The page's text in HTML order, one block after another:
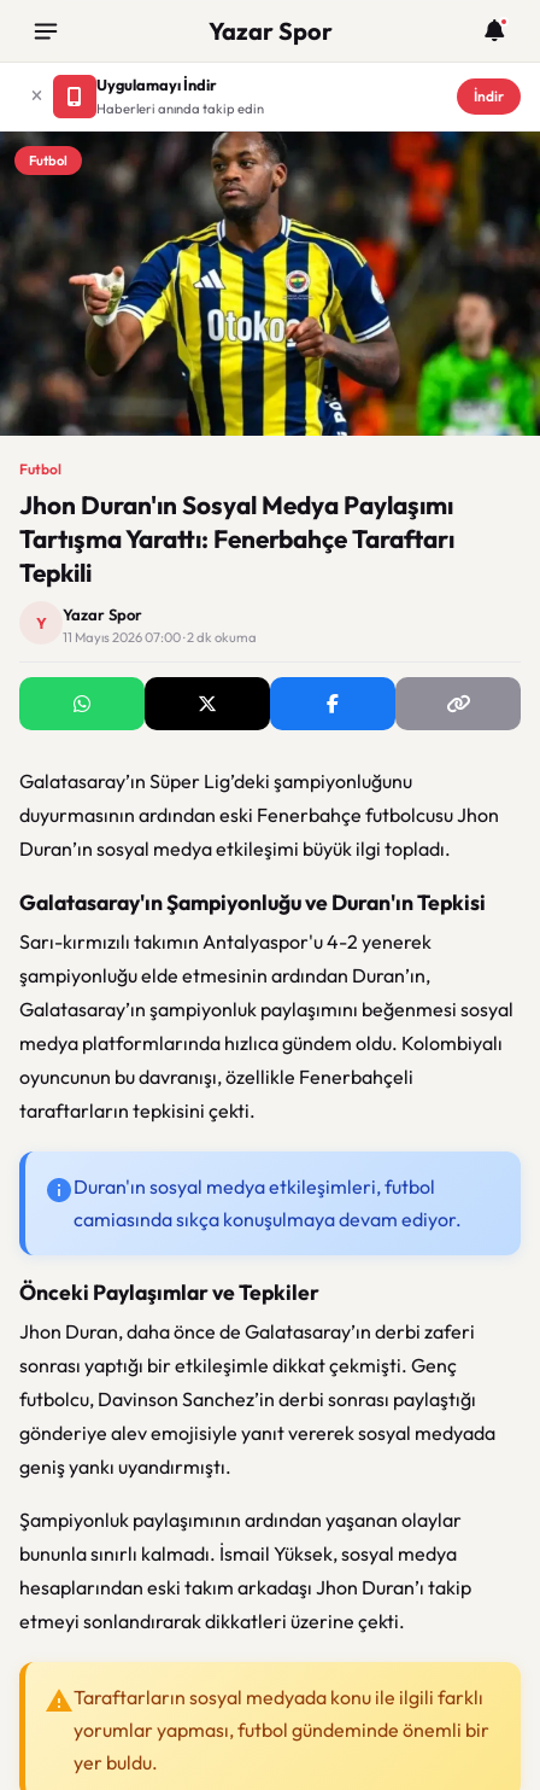
Yazar Spor
Uygulamayı İndir
Haberleri anında takip edin
İndir
Futbol
Futbol
Jhon Duran'ın Sosyal Medya Paylaşımı
Tartışma Yarattı: Fenerbahçe Taraftarı
Tepkili
Y Yazar Spor
11 Mayıs 2026 07:00 · 2 dk okuma
Galatasaray’ın Süper Lig’deki şampiyonluğunu
duyurmasının ardından eski Fenerbahçe futbolcusuJhon
Duran’ın sosyal medya etkileşimi büyük ilgi topladı.
Galatasaray'ın Şampiyonluğu ve Duran'ın Tepkisi
Sarı-kırmızılı takımın Antalyaspor'u 4-2 yenerek
şampiyonluğu elde etmesinin ardından Duran’ın,
Galatasaray’ın şampiyonluk paylaşımını beğenmesi sosyal
medya platformlarında hızlıca gündem oldu. Kolombiyalı
oyuncunun bu davranışı, özellikle Fenerbahçeli
taraftarların tepkisini çekti.
Duran'ın sosyal medya etkileşimleri, futbol
camiasında sıkça konuşulmaya devam ediyor.
Önceki Paylaşımlar ve Tepkiler
Jhon Duran, daha önce de Galatasaray’ın derbi zaferi
sonrası yaptığı bir etkileşimle dikkat çekmişti. Genç
futbolcu, Davinson Sanchez’in derbi sonrası paylaştığı
gönderiye alev emojisiyle yanıt vererek sosyal medyada
geniş yankı uyandırmıştı.
Şampiyonluk paylaşımının ardından yaşanan olaylar
bununla sınırlı kalmadı. İsmail Yüksek, sosyal medya
hesaplarından eski takım arkadaşı Jhon Duran’ı takip
etmeyi sonlandırarak dikkatleri üzerine çekti.
Taraftarların sosyal medyada konu ile ilgili farklı
yorumlar yapması, futbol gündeminde önemli bir
yer buldu.